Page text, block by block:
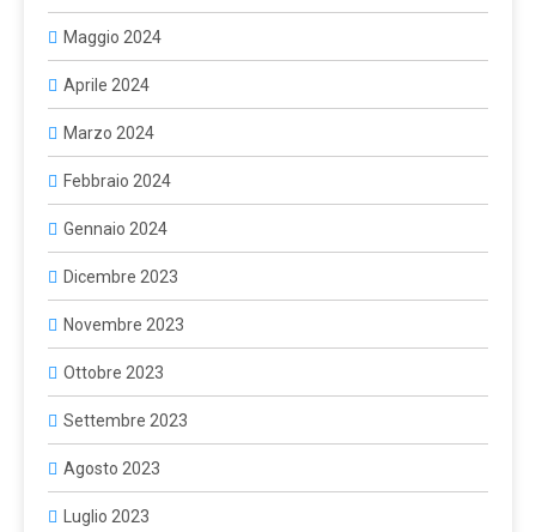
Maggio 2024
Aprile 2024
Marzo 2024
Febbraio 2024
Gennaio 2024
Dicembre 2023
Novembre 2023
Ottobre 2023
Settembre 2023
Agosto 2023
Luglio 2023